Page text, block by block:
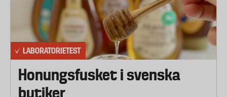
LABORATORIETEST
Honungsfusket i svenska
butiker